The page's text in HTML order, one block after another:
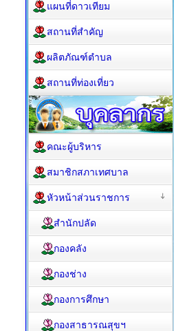
แผนที่ดาวเทียม
สถานที่สำคัญ
ผลิตภัณฑ์ตำบล
สถานที่ท่องเที่ยว
คณะผู้บริหาร
สมาชิกสภาเทศบาล
หัวหน้าส่วนราชการ
สำนักปลัด
กองคลัง
กองช่าง
กองการศึกษา
กองสาธารณสุขฯ